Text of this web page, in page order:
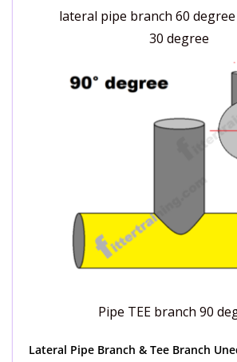
lateral pipe branch 60
30 degree
Pipe TEE branch 90
Lateral Pipe Branch & Tee Branch